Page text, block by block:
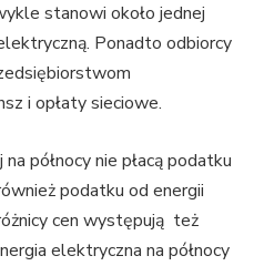
stanowi około jednej
Ponadto odbiorcy
i opłaty sieciowe.
północy nie płacą podatku
podatku od energii
cen występują też
elektryczna na północy